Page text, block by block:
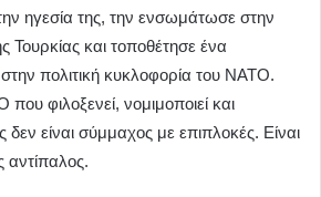
ηγεσία της, την ενσωμάτωσε στην
Τουρκίας και τοποθέτησε ένα
πολιτική κυκλοφορία του ΝΑΤΟ.
φιλοξενεί, νομιμοποιεί και
είναι σύμμαχος με επιπλοκές. Είναι